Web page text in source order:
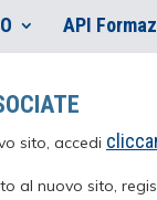
API
sito, accedi
al nuovo sito,